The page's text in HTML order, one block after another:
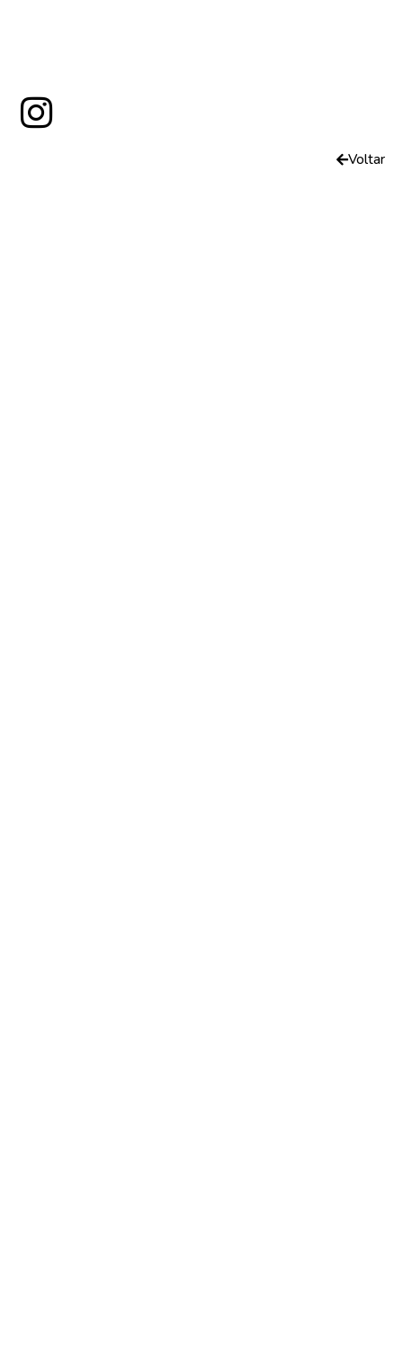
Voltar